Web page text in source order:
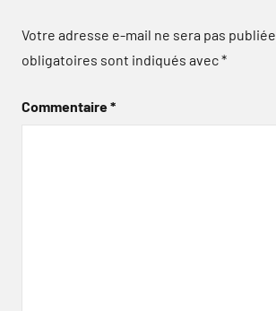
Votre adresse e-mail ne sera pas publiée.
obligatoires sont indiqués avec*
Commentaire*